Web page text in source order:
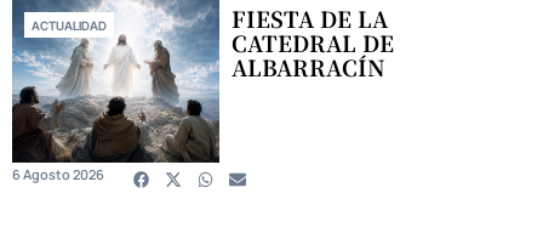
ACTUALIDAD FIESTA DE LA
CATEDRAL DE
ALBARRACÍN
6 Agosto 2026